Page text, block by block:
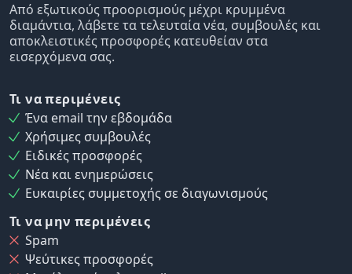
Από εξωτικούς προορισμούς μέχρι κρυμμένα
διαμάντια, λάβετε τα τελευταία νέα, συμβουλές και
αποκλειστικές προσφορές κατευθείαν στα
εισερχόμενα σας.
Τι να περιμένεις
Ένα email την εβδομάδα
Χρήσιμες συμβουλές
Ειδικές προσφορές
Νέα και ενημερώσεις
Ευκαιρίες συμμετοχής σε διαγωνισμούς
Τι να μην περιμένεις
Spam
Ψεύτικες προσφορές